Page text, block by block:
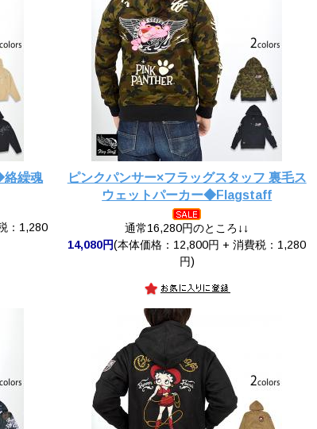
絡繰魂
：1,280
ピンクパンサー×フラッグスタッフ 裏毛ス
ウェットパーカー◆Flagstaff
通常16,280円のところ↓↓
14,080円(本体価格：12,800円 + 消費税：1,280
円)